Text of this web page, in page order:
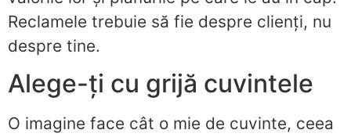
Reclamele trebuie să fie despre clienți, nu
despre tine.
Alege-ți cu grijă cuvintele
O imagine face cât o mie de cuvinte, ceea